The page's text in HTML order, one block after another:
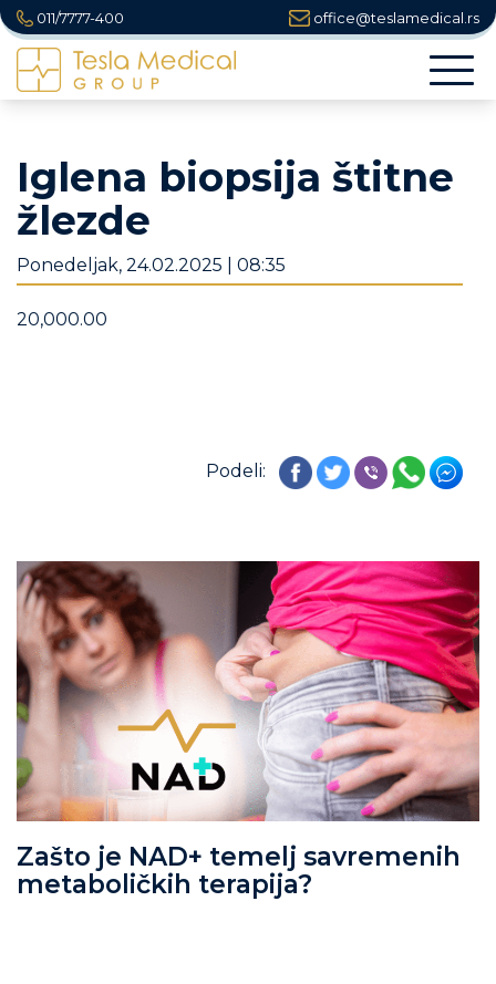
011/7777-400 office@teslamedical.rs
Iglena biopsija štitne
žlezde
Ponedeljak, 24.02.2025 | 08:35
20,000.00
Podeli:
Zašto je NAD+ temelj savremenih
metaboličkih terapija?